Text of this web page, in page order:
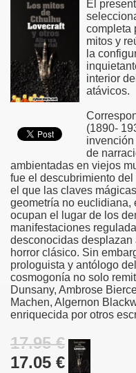
El
completa
mitos y
la
interior
atávicos.
(1890-
de
ambientadas en viejos
fue el descubrimiento
el que las claves
geometría no euclidiana,
ocupan el lugar de los
manifestaciones
desconocidas desplazan
horror clásico. Sin
prologuista y antólogo
cosmogonía no solo
Dunsany, Ambrose
Machen, Algernon
enriquecida por otros
17.95 €
17.05 €